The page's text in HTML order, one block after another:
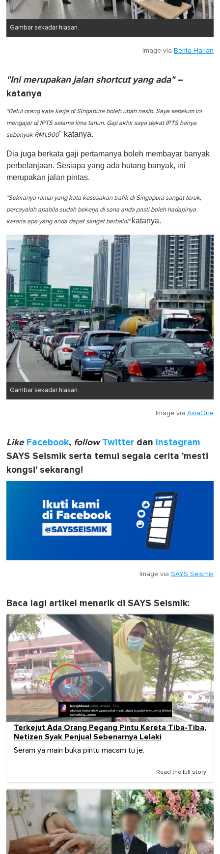
Gambar sekadar hiasan.
Image via Berita Harian
"Ini merupakan jalan shortcut yang ada"–
katanya
"Betul orang kata kerja di Singapura boleh ubah nasib. Saya sebelum ini
mengajar di IPTS selama lima tahun. Gaji akhir saya dekat IPTS hanya
sebanyak RM1,900" katanya.
Dia juga berkata gaji pertamanya boleh membayar banyak
perbelanjaan. Sesiapa yang ada hutang banyak, ini
merupakan jalan pintas.
"Sekiranya ramai yang kata kesesakan trafik di Singapura sangat teruk,
percayalah apabila sudah bekerja di sana anda pasti boleh hadapinya
kerana apa yang anda dapat sangat berbaloi" katanya.
Gambar sekadar hiasan.
Image via AsiaOne
Like Facebook, follow Twitter dan Instagram
SAYS Seismik serta temui segala cerita 'mesti
kongsi' sekarang!
Image via SAYS Seismik
Baca lagi artikel menarik di SAYS Seismik:
Terkejut Ada Orang Pegang Pintu Kereta Tiba-Tiba,
Netizen Syak Penjual Sebenarnya Lelaki
Seram ya main buka pintu macam tu je.
Read the full story